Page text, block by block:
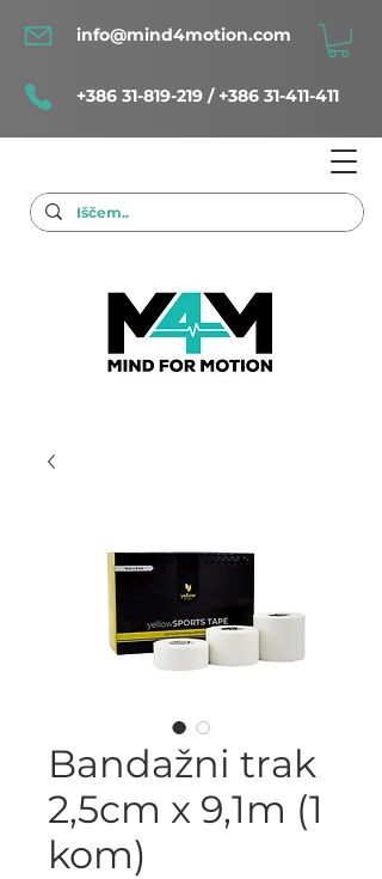
info@mind4motion.com
+386 31-819-219 / +386 31-411-411
Bandažni trak
2,5cm x 9,1m (1
kom)